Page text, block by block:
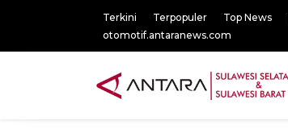
Terkini Terpopuler Top News
otomotif.antaranews.com